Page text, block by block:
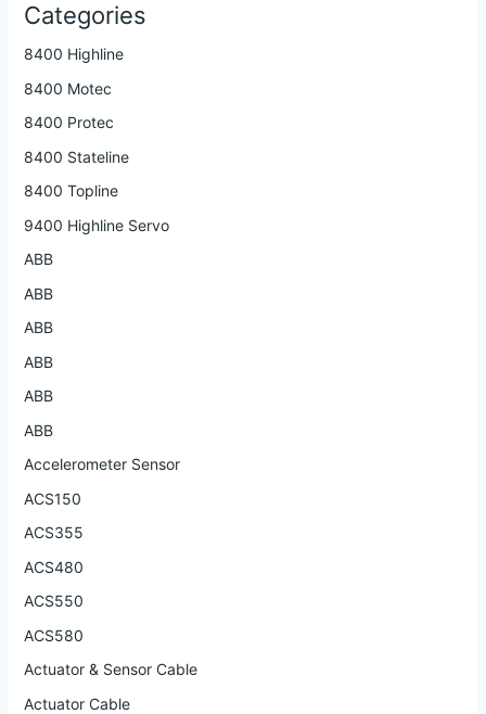
Categories
8400 Highline
8400 Motec
8400 Protec
8400 Stateline
8400 Topline
9400 Highline Servo
ABB
ABB
ABB
ABB
ABB
ABB
Accelerometer Sensor
ACS150
ACS355
ACS480
ACS550
ACS580
Actuator & Sensor Cable
Actuator Cable